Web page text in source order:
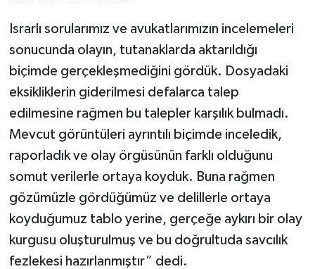
Israrlı sorularımız ve avukatlarımızın incelemeleri
sonucunda olayın, tutanaklarda aktarıldığı
biçimde gerçekleşmediğini gördük. Dosyadaki
eksikliklerin giderilmesi defalarca talep
edilmesine rağmen bu talepler karşılık bulmadı.
Mevcut görüntüleri ayrıntılı biçimde inceledik,
raporladık ve olay örgüsünün farklı olduğunu
somut verilerle ortaya koyduk. Buna rağmen
gözümüzle gördüğümüz ve delillerle ortaya
koyduğumuz tablo yerine, gerçeğe aykırı bir olay
kurgusu oluşturulmuş ve bu doğrultuda savcılık
fezlekesi hazırlanmıştır” dedi.